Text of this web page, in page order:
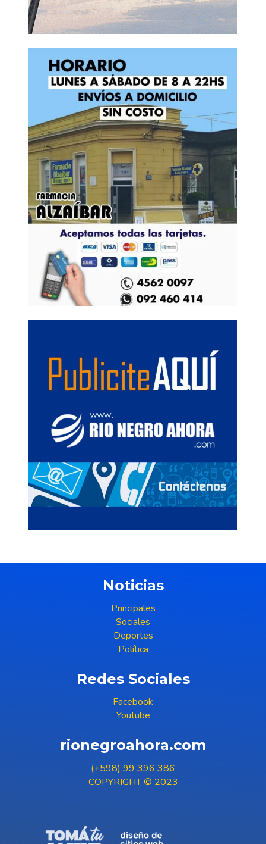
Noticias
Principales
Sociales
Deportes
Política
Redes Sociales
Facebook
Youtube
rionegroahora.com
(+598) 99 396 386
COPYRIGHT © 2023